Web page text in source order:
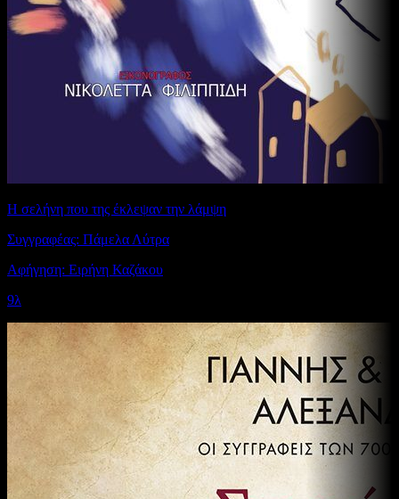
Η σελήνη που της έκλεψαν την λάμψη
Συγγραφέας: Πάμελα Λύτρα
Αφήγηση: Ειρήνη Καζάκου
9λ